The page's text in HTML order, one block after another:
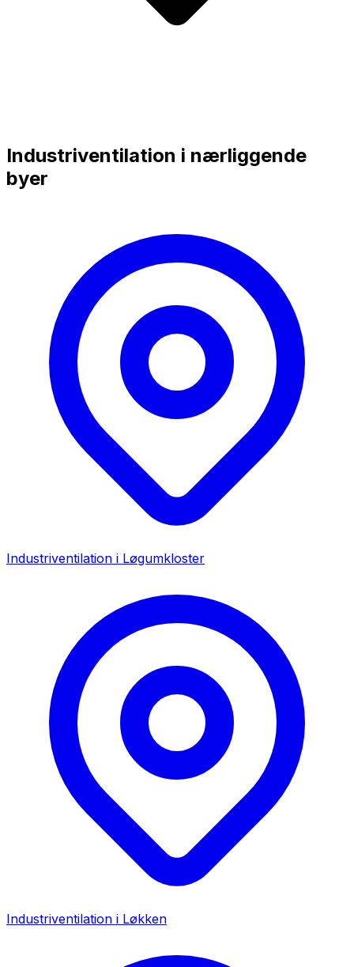
Industriventilation i nærliggende
byer
Industriventilation i Løgumkloster
Industriventilation i Løkken